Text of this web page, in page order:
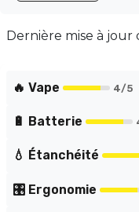
Starter Wpuff Pod
Dernière mise à jour
🔥 Vape 4/5
🔋 Batterie
💧 Étanchéité
🎛️ Ergonomie